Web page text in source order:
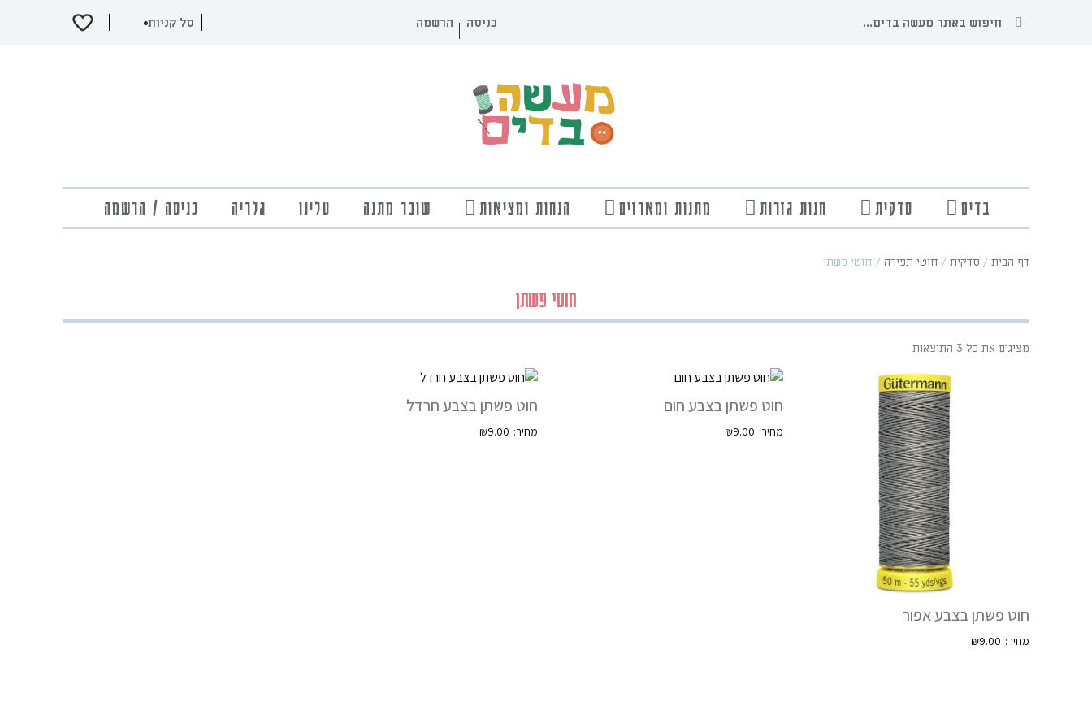
כניסה הרשמה
בדים סדקית חנות גזרות מתנות ומארזים הנחות ומציאות שובר מתנה עלינו גלריה כניסה / הרשמה
דף הבית / סדקית / חוטי תפירה / חוטי פשתן
חוטי פשתן
מציגים את כל ⁦3⁩ התוצאות
חוט פשתן בצבע אפור
₪9.00
חוט פשתן בצבע חום
₪9.00
חוט פשתן בצבע חרדל
₪9.00